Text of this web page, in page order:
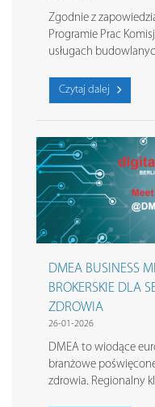
Zgodnie z
Programie Prac
usługach
Czytaj dalej
DMEA BUSINESS
BROKERSKIE DLA
ZDROWIA
26-01-2026
DMEA to wiodące
branżowe
zdrowia. Regionalny